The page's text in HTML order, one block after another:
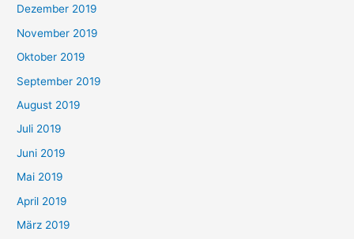
Dezember 2019
November 2019
Oktober 2019
September 2019
August 2019
Juli 2019
Juni 2019
Mai 2019
April 2019
März 2019